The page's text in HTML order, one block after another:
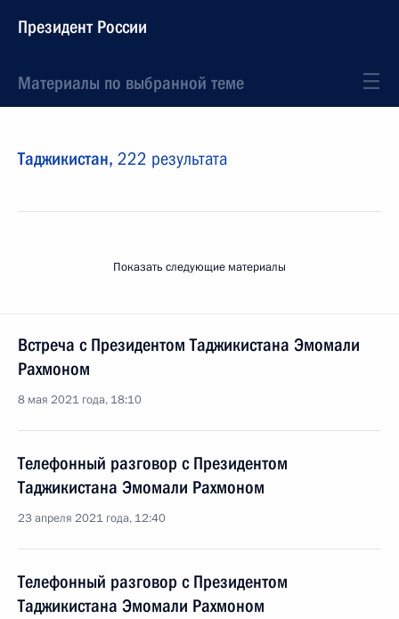
Президент России
Материалы по выбранной теме
Таджикистан, 222 результата
Показать следующие материалы
Встреча с Президентом Таджикистана Эмомали
Рахмоном
8 мая 2021 года, 18:10
Телефонный разговор с Президентом
Таджикистана Эмомали Рахмоном
23 апреля 2021 года, 12:40
Телефонный разговор с Президентом
Таджикистана Эмомали Рахмоном